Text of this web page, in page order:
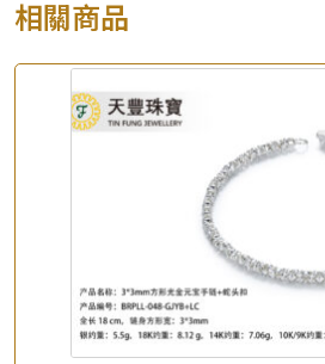
*e-mail
查詢以下產品
相關商品